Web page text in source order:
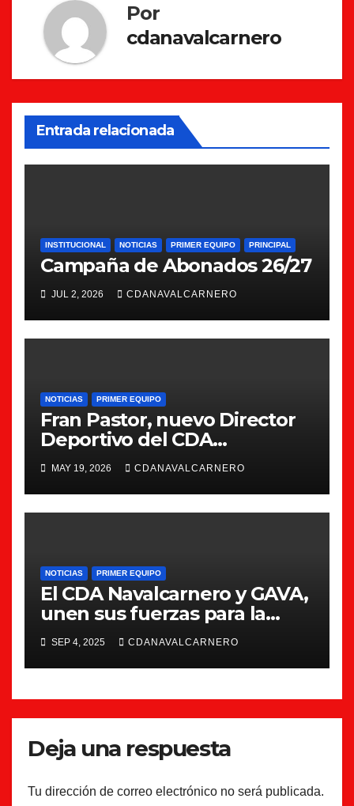
Por
cdanavalcarnero
Entrada relacionada
INSTITUCIONAL NOTICIAS PRIMER EQUIPO PRINCIPAL
Campaña de Abonados 26/27
JUL 2, 2026 CDANAVALCARNERO
NOTICIAS PRIMER EQUIPO
Fran Pastor, nuevo Director
Deportivo del CDA
Navalcarnero
MAY 19, 2026 CDANAVALCARNERO
NOTICIAS PRIMER EQUIPO
El CDA Navalcarnero y GAVA,
unen sus fuerzas para la
temporada 2025/2026
SEP 4, 2025 CDANAVALCARNERO
Deja una respuesta
Tu dirección de correo electrónico no será publicada.